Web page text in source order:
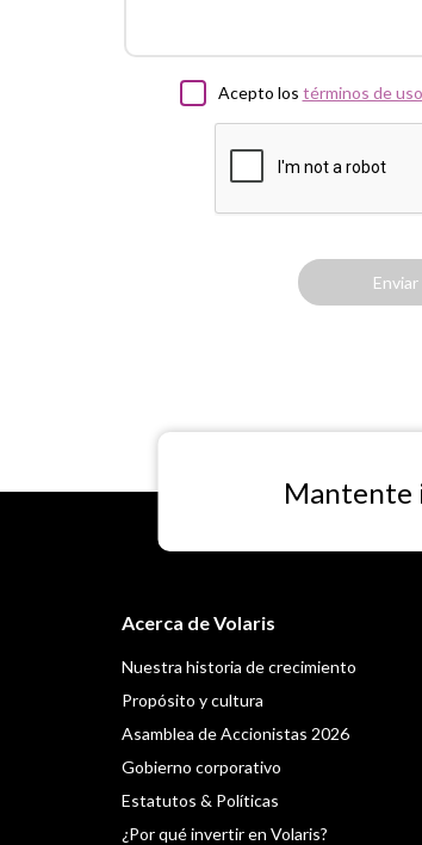
Acepto los términos de uso
Enviar
Mantente
Acerca de Volaris
Nuestra historia de crecimiento
Propósito y cultura
Asamblea de Accionistas 2026
Gobierno corporativo
Estatutos & Políticas
¿Por qué invertir en Volaris?